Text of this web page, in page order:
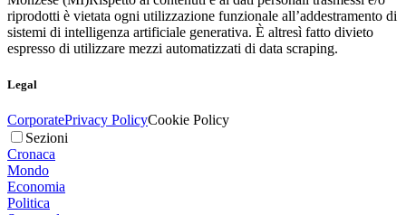
riprodotti è vietata ogni utilizzazione funzionale all’addestramento di
sistemi di intelligenza artificiale generativa. È altresì fatto divieto
espresso di utilizzare mezzi automatizzati di data scraping.
Legal
CorporatePrivacy PolicyCookie Policy
Sezioni
Cronaca
Mondo
Economia
Politica